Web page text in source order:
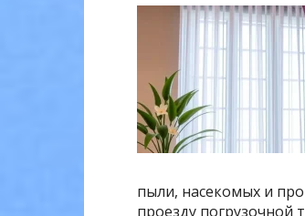
пыли, насекомых и
проезду погрузочной